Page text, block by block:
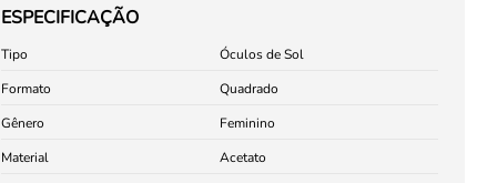
ESPECIFICAÇÃO
Tipo
Óculos de Sol
Formato
Quadrado
Gênero
Feminino
Material
Acetato